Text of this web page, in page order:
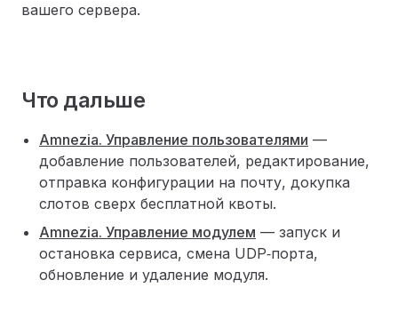
вашего сервера.
Что дальше
Amnezia. Управление пользователями —
добавление пользователей, редактирование,
отправка конфигурации на почту, докупка
слотов сверх бесплатной квоты.
Amnezia. Управление модулем — запуск и
остановка сервиса, смена UDP‑порта,
обновление и удаление модуля.